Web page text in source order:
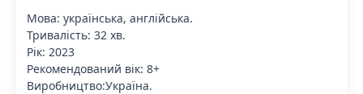
Мова: українська, англійська.
Тривалість: 32 хв.
Рік: 2023
Рекомендований вік: 8+
Виробництво:Україна.